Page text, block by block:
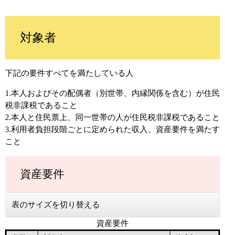
対象者
下記の要件すべてを満たしている人
1.本人およびその配偶者（別世帯、内縁関係を含む）が住民
税非課税であること
2.本人と住民票上、同一世帯の人が住民税非課税であること
3.利用者負担段階ごとに定められた収入、資産要件を満たす
こと
資産要件
表のサイズを切り替える
資産要件